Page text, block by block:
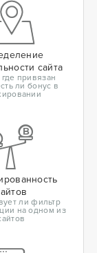
сайта
привязан
ли бонус в
ли фильтр
на одном из